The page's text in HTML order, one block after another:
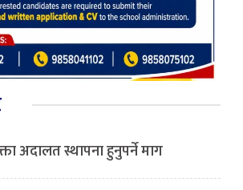
अदालत स्थापना हुनुपर्ने माग